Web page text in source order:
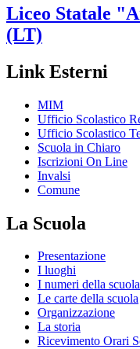
Liceo Statale
(LT)
Link Esterni
MIM
Ufficio Scolastico
Ufficio Scolastico
Scuola in Chiaro
Iscrizioni On Line
Invalsi
Comune
La Scuola
Presentazione
I luoghi
I numeri della scuola
Le carte della scuola
Organizzazione
La storia
Ricevimento Orari